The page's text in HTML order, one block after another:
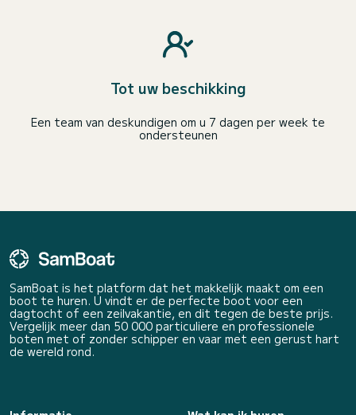
Tot uw beschikking
Een team van deskundigen om u 7 dagen per week te
ondersteunen
SamBoat is het platform dat het makkelijk maakt om een
boot te huren. U vindt er de perfecte boot voor een
dagtocht of een zeilvakantie, en dit tegen de beste prijs.
Vergelijk meer dan 50 000 particuliere en professionele
boten met of zonder schipper en vaar met een gerust hart
de wereld rond.